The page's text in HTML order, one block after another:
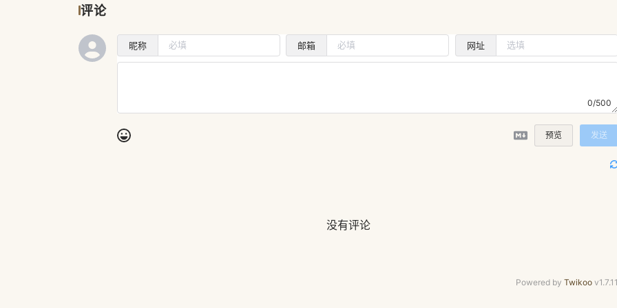
评论
昵称 邮箱 网址
0/500
预览 发送
没有评论
Powered by Twikoo